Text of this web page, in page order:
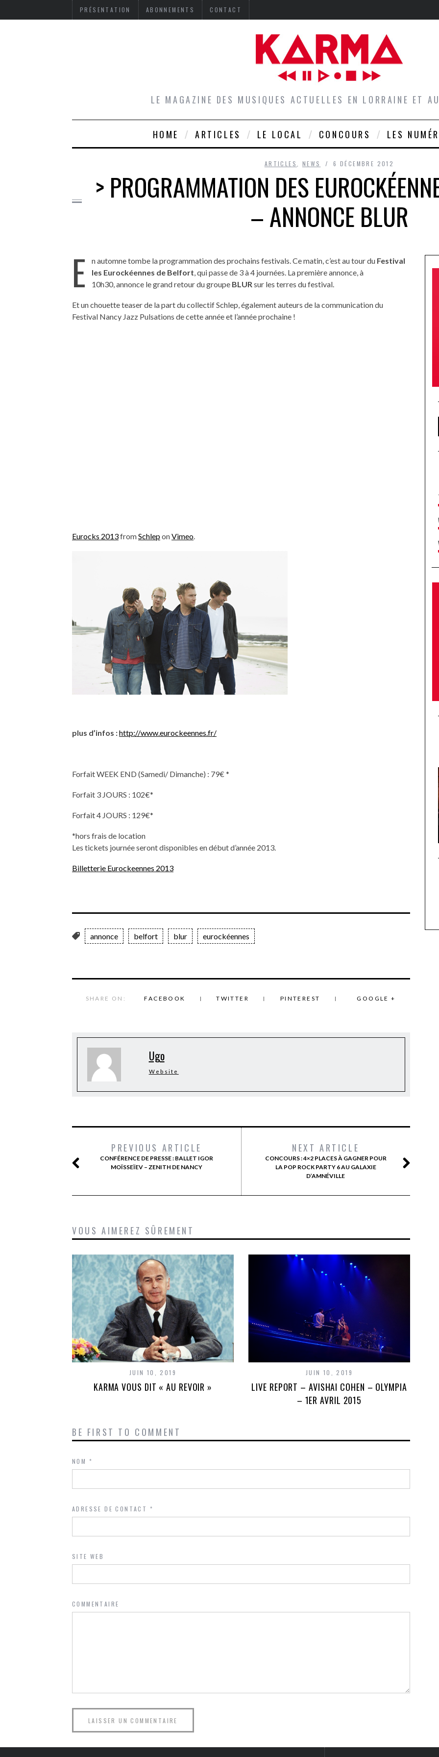
PRÉSENTATION ABONNEMENTS CONTACT
LE MAGAZINE DES MUSIQUES ACTUELLES EN LORRAINE ET
HOME ARTICLES LE LOCAL CONCOURS LES
ARTICLES NEWS 6 DÉCEMBRE 2012
> PROGRAMMATION DES
– ANNONCE BLUR
E n automne tombe la programmation des prochains festivals. Ce matin, c’est au tour du Festival
les Eurockéennes de Belfort, qui passe de 3 à 4 journées. La première annonce, à
10h30, annonce le grand retour du groupe BLUR sur les terres du festival.
Et un chouette teaser de la part du collectif Schlep, également auteurs de la communication du
Festival Nancy Jazz Pulsations de cette année et l’année prochaine !
Eurocks 2013fromSchlep onVimeo
plus d’infos :http://www.eurockeennes.fr/
Forfait WEEK END (Samedi/ Dimanche) : 79€ *
Forfait 3 JOURS : 102€*
Forfait 4 JOURS : 129€*
*hors frais de location
Les tickets journée seront disponibles en début d’année 2013.
Billetterie Eurockeennes 2013
annonce belfort blur eurockéennes
SHARE ON: FACEBOOK TWITTER PINTEREST GOOGLE +
Ugo
Website
PREVIOUS ARTICLE
CONFÉRENCE DE PRESSE : BALLET IGOR
MOÏSSEÏEV – ZENITH DE NANCY
NEXT ARTICLE
CONCOURS : 4×2 PLACES À GAGNER POUR
LA POP ROCK PARTY 6 AU GALAXIE
D’AMNÉVILLE
VOUS AIMEREZ SÛREMENT
JUIN 10, 2019
KARMA VOUS DIT « AU REVOIR »
JUIN 10, 2019
LIVE REPORT – AVISHAI COHEN – OLYMPIA
– 1ER AVRIL 2015
BE FIRST TO COMMENT
NOM *
ADRESSE DE CONTACT *
SITE WEB
COMMENTAIRE